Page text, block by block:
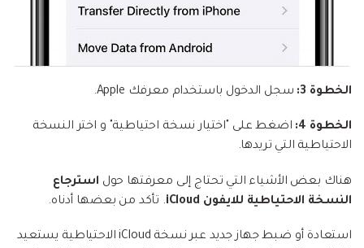
الخطوة 3: سجل الدخول باستخدام معرفك Apple.
الخطوة 4:
اضغط على "اختيار نسخة احتياطية" و اختر النسخة
الاحتياطية التي تريدها.
هناك بعض الأشياء التي تحتاج إلى معرفتها حول استرجاع
النسخة الاحتياطية للايفون iCloud
. تأكد من بعضها أدناه.
استعادة أو ضبط جهاز جديد عبر نسخة iCloud الاحتياطية يستعيد